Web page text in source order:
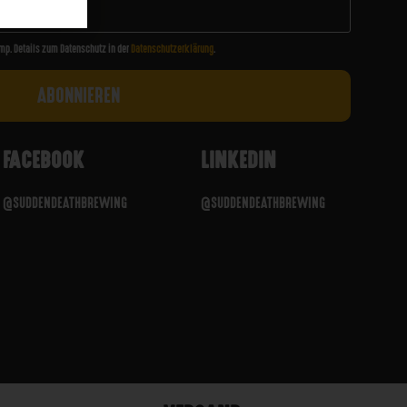
Details zum Datenschutz in der Datenschutzerklärung.
FACEBOOK
@SUDDENDEATHBREWING
LINKEDIN
@SUDDENDEATHBREWING